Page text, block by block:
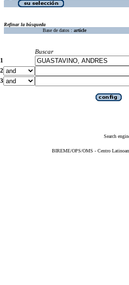
Refinar la búsqueda
Base de datos : article
Buscar
1
2
3
Search
BIREME/OPS/OMS - Centro